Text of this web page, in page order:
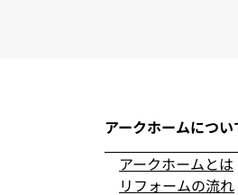
アークホームについ
アークホームとは
リフォームの流れ